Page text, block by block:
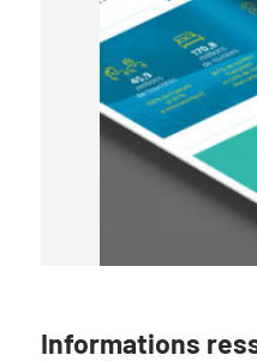
Informations